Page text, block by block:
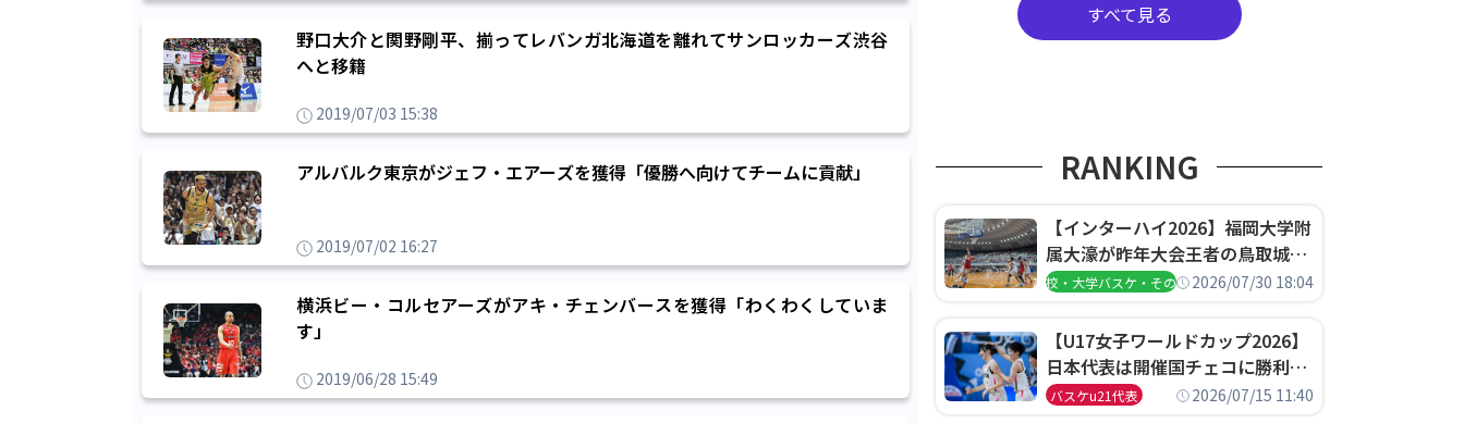
野口大介と関野剛平、揃ってレバンガ北海道を離れてサンロッカーズ渋谷
へと移籍
2019/07/03 15:38
アルバルク東京がジェフ・エアーズを獲得「優勝へ向けてチームに貢献」
2019/07/02 16:27
横浜ビー・コルセアーズがアキ・チェンバースを獲得「わくわくしていま
す」
2019/06/28 15:49
すべて見る
RANKING
【インターハイ2026】福岡大学附
属大濠が昨年大会王者の鳥取城北
を撃破、大阪薫英女学院は岐阜女
高校・大学バスケ・その他2026/07/30 18:04
【U17女子ワールドカップ2026】
日本代表は開催国チェコに勝利し
て予選グループ3連勝で首位通
バスケu21代表 2026/07/15 11:40